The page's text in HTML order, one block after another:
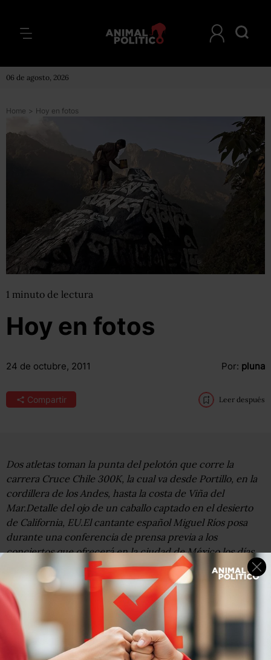
06 de agosto, 2026
Home > Hoy en fotos
1 minuto de lectura
Hoy en fotos
24 de octubre, 2011 Por: pluna
Compartir Leer después
Dos atletas toman la punta del pelotón que corre la
carrera Cruce Chile 300K, la cual va desde Portillo, en la
cordillera de los Andes, hasta la costa de Viña del
Mar.Detalle del ojo de un caballo captado en el desierto
de California, EU.El cantante español Miguel Ríos posa
durante una conferencia de prensa previa a los
conciertos que ofrecerá en la ciudad de México los días
27 y 28 de octubre.Modelos se preparan para mostrar la
creaciones de Viva Vox durante la Mercedes Fashion
Week de Moscú.Decenas de personas esperan recibir
ayuda humanitaria mientras recorren las calles inundadas
del centro de Tailandia.The B-Boys, una pareja de
breakdancers, practica sus movimientos en un pasillo del
antiguo palacio de Gobierno en Trípoli, Libia.Un sherpa